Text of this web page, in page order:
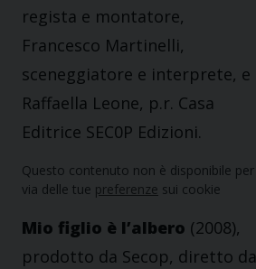
regista e montatore,
Francesco Martinelli,
sceneggiatore e interprete, e
Raffaella Leone, p.r. Casa
Editrice SEC0P Edizioni.
Questo contenuto non è disponibile per
via delle tue preferenze sui cookie
Mio figlio è l’albero (2008),
prodotto da Secop, diretto da